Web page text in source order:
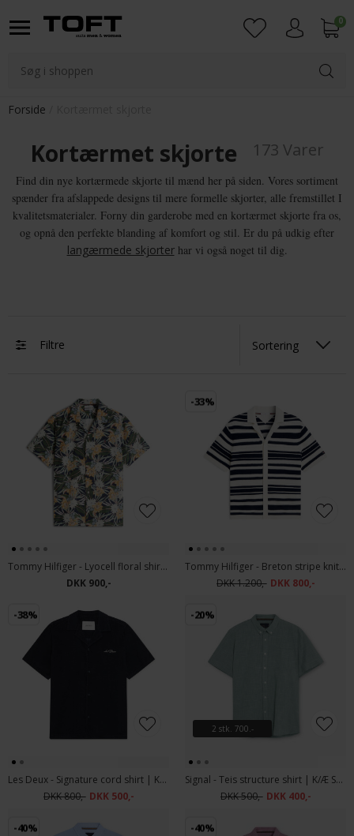
0
Forside
Kortærmet skjorte 173 Varer
Find din nye kortærmede skjorte til mænd her på siden. Vores sortiment
spænder fra afslappede designs til mere formelle skjorter, alle fremstillet I
kvalitetsmaterialer. Forny din garderobe med en kortærmet skjorte fra os,
og opnå den perfekte blanding af komfort og stil. Er du på udkig efter
langærmede skjorterhar vi også noget til dig.
Filtre
Tommy Hilfiger - Lyocell floral shirt | K/Æ Skjorte Carbon Navy
DKK 900,-
-33%
Tommy Hilfiger - Breton stripe knitted shirt | K/Æ Skjorte Ivory Petal
DKK 1.200,- DKK 800,-
-38%
Les Deux - Signature cord shirt | K/Æ Skjorte Dark Blue Night
DKK 800,- DKK 500,-
-20%
2 stk. 700.-
Signal - Teis structure shirt | K/Æ Skjorte Green Ivy
DKK 500,- DKK 400,-
-40% -40%